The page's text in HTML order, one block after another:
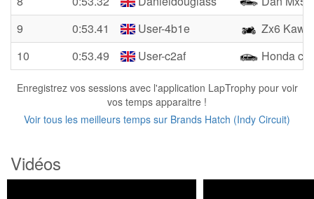
9
0:53.41 User-4b1e
Zx6 Kawi
10
0:53.49 User-c2af Honda
Enregistrez vos sessions avec l'application LapTrophy pour voir
vos temps apparaitre !
Voir tous les meilleurs temps sur Brands Hatch (Indy Circuit)
Vidéos